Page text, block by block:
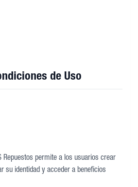
de Uso
Repuestos permite a los usuarios crear
su identidad y acceder a beneficios